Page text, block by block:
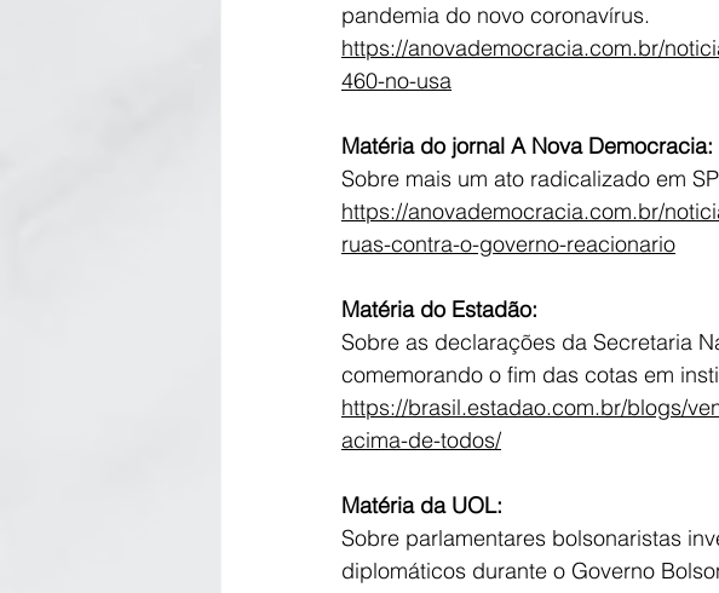
pandemia do novo coronavírus.
https://anovademocracia.com.br/
460-no-usa
Matéria do jornal A Nova Democracia:
Sobre mais um ato radicalizado em
https://anovademocracia.com.br/
ruas-contra-o-governo-reacionario
Matéria do Estadão:
Sobre as declarações da Secretaria
comemorando o fim das cotas em
https://brasil.estadao.com.br/blogs/
acima-de-todos/
Matéria da UOL:
Sobre parlamentares bolsonaristas
diplomáticos durante o Governo